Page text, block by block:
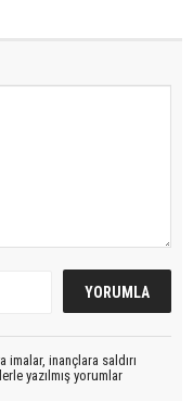
inançlara saldırı
yazılmış yorumlar